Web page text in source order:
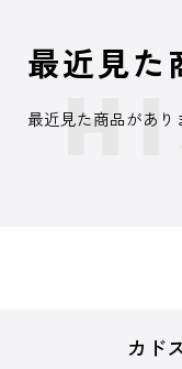
最近見た
最近見た商品があり
カド